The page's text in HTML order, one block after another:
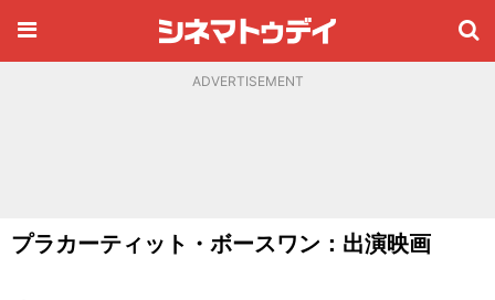
ADVERTISEMENT
プラカーティット・ボースワン：出演映画